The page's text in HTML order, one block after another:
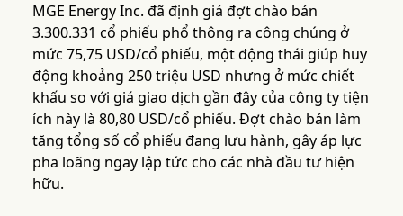
MGE Energy Inc. đã định giá đợt chào bán
3.300.331 cổ phiếu phổ thông ra công chúng ở
mức 75,75 USD/cổ phiếu, một động thái giúp huy
động khoảng 250 triệu USD nhưng ở mức chiết
khấu so với giá giao dịch gần đây của công ty tiện
ích này là 80,80 USD/cổ phiếu. Đợt chào bán làm
tăng tổng số cổ phiếu đang lưu hành, gây áp lực
pha loãng ngay lập tức cho các nhà đầu tư hiện
hữu.